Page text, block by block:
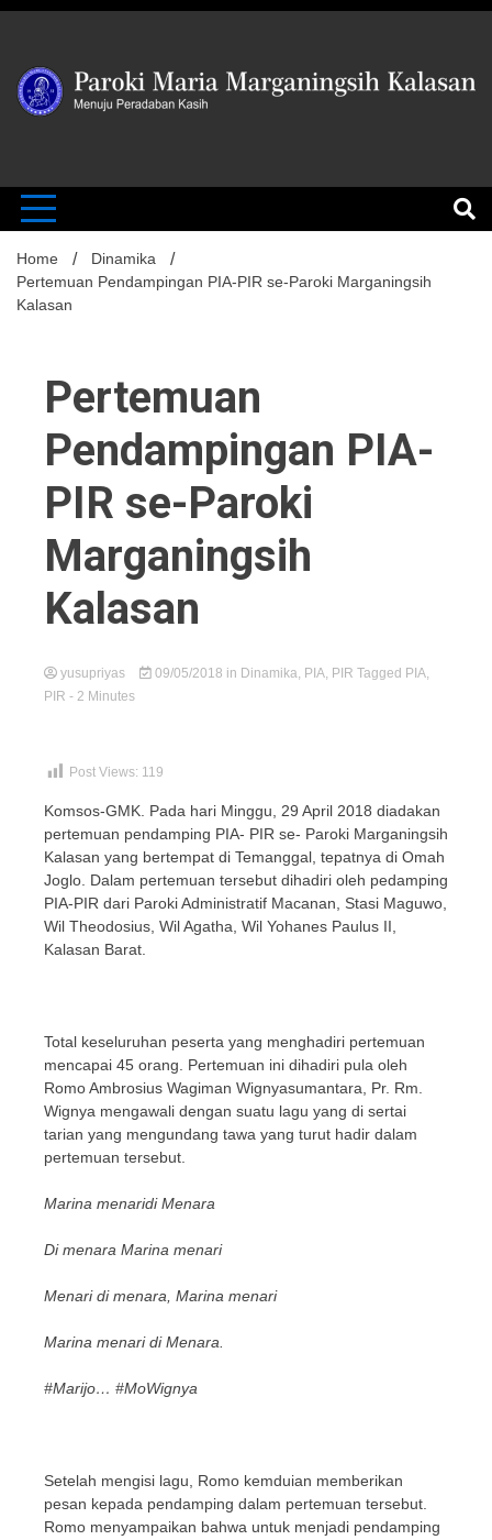
Skip
Paroki
Kalasan
Home
Dinamika
Pertemuan Pendampingan PIA-PIR se-Paroki Marganingsih
Kalasan
Pertemuan
Pendampingan PIA-
PIR se-Paroki
Marganingsih
Kalasan
yusupriyas 09/05/2018 in Dinamika, PIA, PIR Tagged PIA,
PIR - 2 Minutes
Post Views: 119
Komsos-GMK. Pada hari Minggu, 29 April 2018 diadakan
pertemuan pendamping PIA- PIR se- Paroki Marganingsih
Kalasan yang bertempat di Temanggal, tepatnya di Omah
Joglo. Dalam pertemuan tersebut dihadiri oleh pedamping
PIA-PIR dari Paroki Administratif Macanan, Stasi Maguwo,
Wil Theodosius, Wil Agatha, Wil Yohanes Paulus II,
Kalasan Barat.
Total keseluruhan peserta yang menghadiri pertemuan
mencapai 45 orang. Pertemuan ini dihadiri pula oleh
Romo Ambrosius Wagiman Wignyasumantara, Pr. Rm.
Wignya mengawali dengan suatu lagu yang di sertai
tarian yang mengundang tawa yang turut hadir dalam
pertemuan tersebut.
Marina menaridi Menara
Di menara Marina menari
Menari di menara, Marina menari
Marina menari di Menara.
#Marijo… #MoWignya
Setelah mengisi lagu, Romo kemduian memberikan
pesan kepada pendamping dalam pertemuan tersebut.
Romo menyampaikan bahwa untuk menjadi pendamping